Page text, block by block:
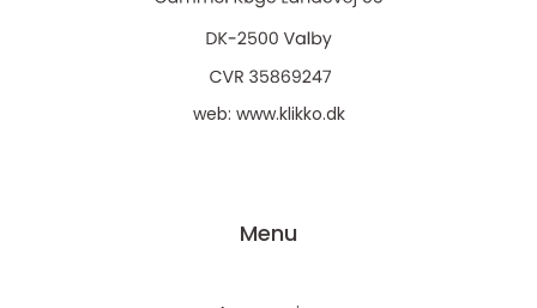
web: www.klikko.dk
Menu